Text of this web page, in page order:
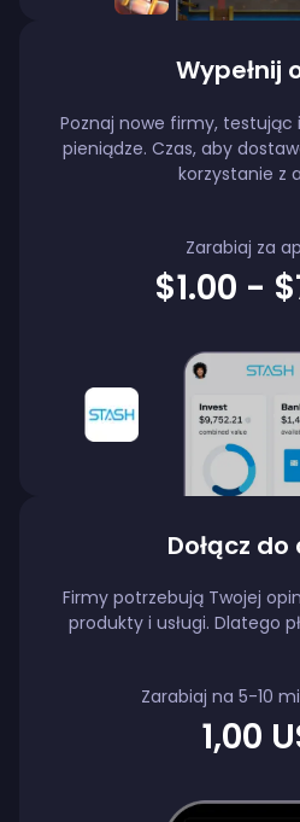
Wypełnij
Poznaj nowe firmy, testując
pieniądze. Czas, aby
korzystanie z
Zarabiaj za
$1.00 -
Dołącz
Firmy potrzebują Twojej
produkty i usługi. Dlatego
Zarabiaj na 5-10
1,00